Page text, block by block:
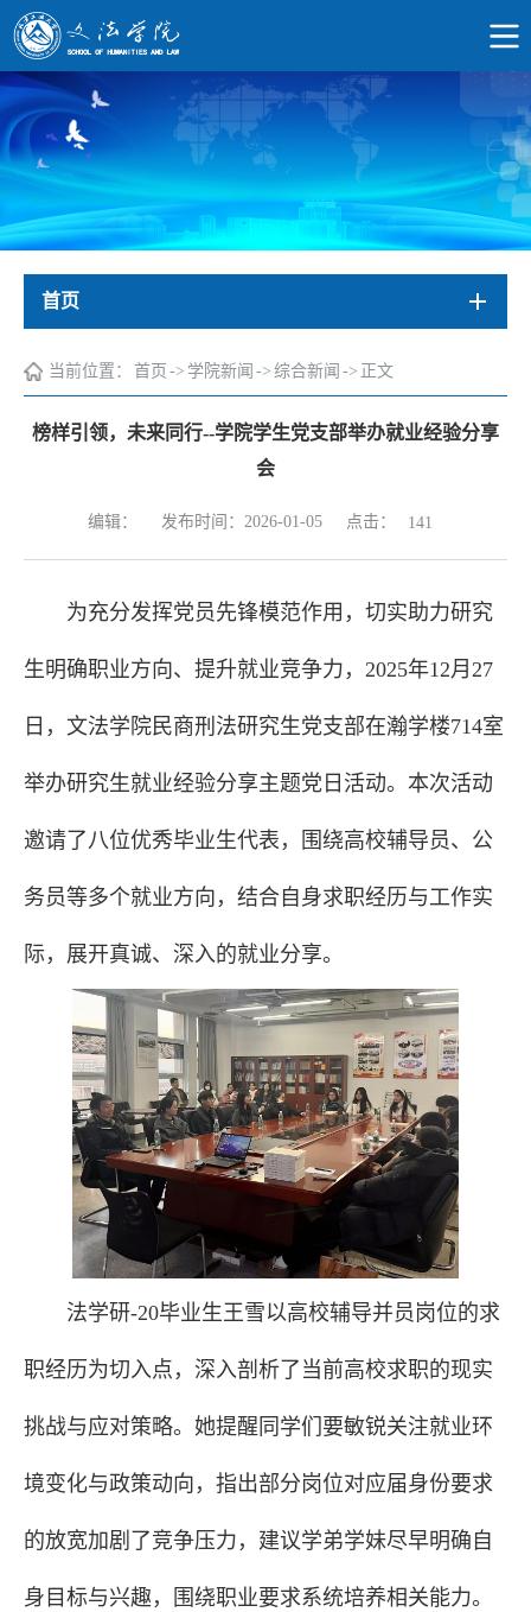
首页
当前位置： 首页 -> 学院新闻 -> 综合新闻 -> 正文
榜样引领，未来同行--学院学生党支部举办就业经验分享
会
编辑： 发布时间：2026-01-05 点击： 141
为充分发挥党员先锋模范作用，切实助力研究
生明确职业方向、提升就业竞争力，2025年12月27
日，文法学院民商刑法研究生党支部在瀚学楼714室
举办研究生就业经验分享主题党日活动。本次活动
邀请了八位优秀毕业生代表，围绕高校辅导员、公
务员等多个就业方向，结合自身求职经历与工作实
际，展开真诚、深入的就业分享。
法学研-20毕业生王雪以高校辅导并员岗位的求
职经历为切入点，深入剖析了当前高校求职的现实
挑战与应对策略。她提醒同学们要敏锐关注就业环
境变化与政策动向，指出部分岗位对应届身份要求
的放宽加剧了竞争压力，建议学弟学妹尽早明确自
身目标与兴趣，围绕职业要求系统培养相关能力。